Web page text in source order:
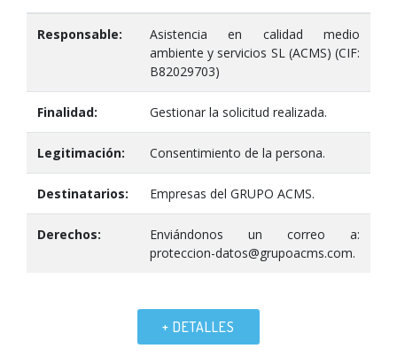
Responsable:
Asistencia en calidad medio
ambiente y servicios SL (ACMS) (CIF:
B82029703)
Finalidad: Gestionar la solicitud realizada.
Legitimación: Consentimiento de la persona.
Destinatarios: Empresas del GRUPO ACMS.
Derechos:
Enviándonos un correo a:
proteccion-datos@grupoacms.com.
+ DETALLES